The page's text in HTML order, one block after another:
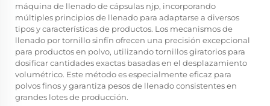
máquina de llenado de cápsulas njp, incorporando
múltiples principios de llenado para adaptarse a diversos
tipos y características de productos. Los mecanismos de
llenado por tornillo sinfín ofrecen una precisión excepcional
para productos en polvo, utilizando tornillos giratorios para
dosificar cantidades exactas basadas en el desplazamiento
volumétrico. Este método es especialmente eficaz para
polvos finos y garantiza pesos de llenado consistentes en
grandes lotes de producción.